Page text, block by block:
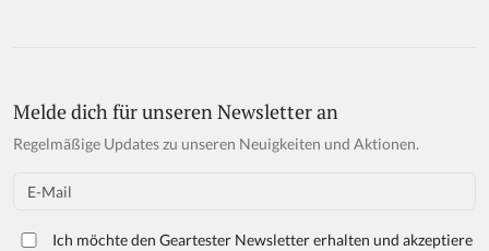
Melde dich für unseren Newsletter an
Regelmäßige Updates zu unseren Neuigkeiten und Aktionen.
Email
Ich möchte den Geartester Newsletter erhalten und akzeptiere